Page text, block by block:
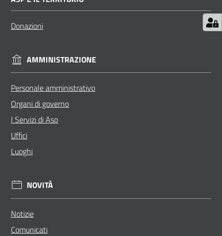
Donazioni
AMMINISTRAZIONE
Personale amministrativo
Organi di governo
I Servizi di Asp
Uffici
Luoghi
NOVITÀ
Notizie
Comunicati